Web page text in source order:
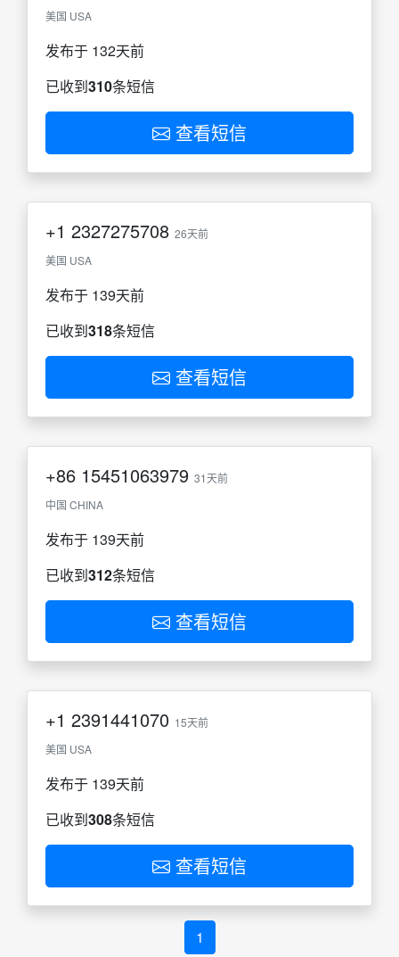
美国 USA
发布于 132天前
已收到310条短信
查看短信
+1 2327275708 26天前
美国 USA
发布于 139天前
已收到318条短信
查看短信
+86 15451063979 31天前
中国 CHINA
发布于 139天前
已收到312条短信
查看短信
+1 2391441070 15天前
美国 USA
发布于 139天前
已收到308条短信
查看短信
1